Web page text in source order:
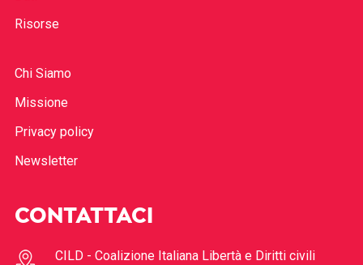
Risorse
Chi Siamo
Missione
Privacy policy
Newsletter
CONTATTACI
CILD - Coalizione Italiana Libertà e Diritti civili